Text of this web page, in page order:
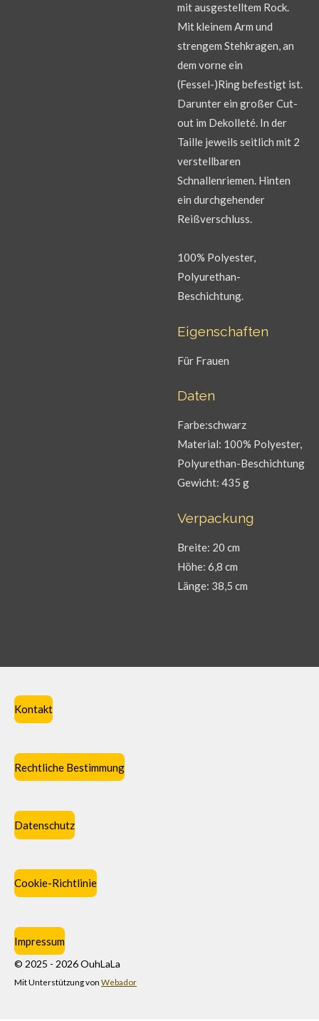
mit ausgestelltem Rock.
Mit kleinem Arm und
strengem Stehkragen, an
dem vorne ein
(Fessel-)Ring befestigt ist.
Darunter ein großer Cut-
out im Dekolleté. In der
Taille jeweils seitlich mit 2
verstellbaren
Schnallenriemen. Hinten
ein durchgehender
Reißverschluss.
100% Polyester,
Polyurethan-
Beschichtung.
Eigenschaften
Für Frauen
Daten
Farbe:schwarz
Material: 100% Polyester,
Polyurethan-Beschichtung
Gewicht: 435 g
Verpackung
Breite: 20 cm
Höhe: 6,8 cm
Länge: 38,5 cm
Kontakt
Rechtliche Bestimmung
Datenschutz
Cookie-Richtlinie
Impressum
© 2025 - 2026 OuhLaLa
Mit Unterstützung von Webador